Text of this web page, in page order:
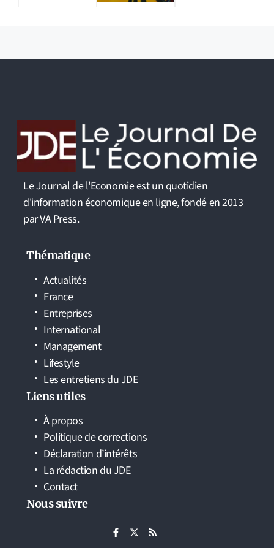
Le Journal de l'Economie est un quotidien
d'information économique en ligne, fondé en 2013
par VA Press.
Thématique
Actualités
France
Entreprises
International
Management
Lifestyle
Les entretiens du JDE
Liens utiles
À propos
Politique de corrections
Déclaration d’intérêts
La rédaction du JDE
Contact
Nous suivre